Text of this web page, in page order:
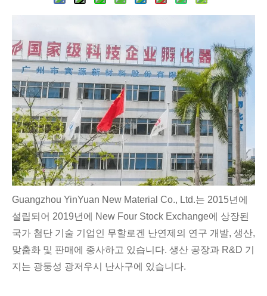
Guangzhou YinYuan New Material Co., Ltd.는 2015년에
설립되어 2019년에 New Four Stock Exchange에 상장된
국가 첨단 기술 기업인 무할로겐 난연제의 연구 개발, 생산,
맞춤화 및 판매에 종사하고 있습니다. 생산 공장과 R&D 기
지는 광둥성 광저우시 난사구에 있습니다.